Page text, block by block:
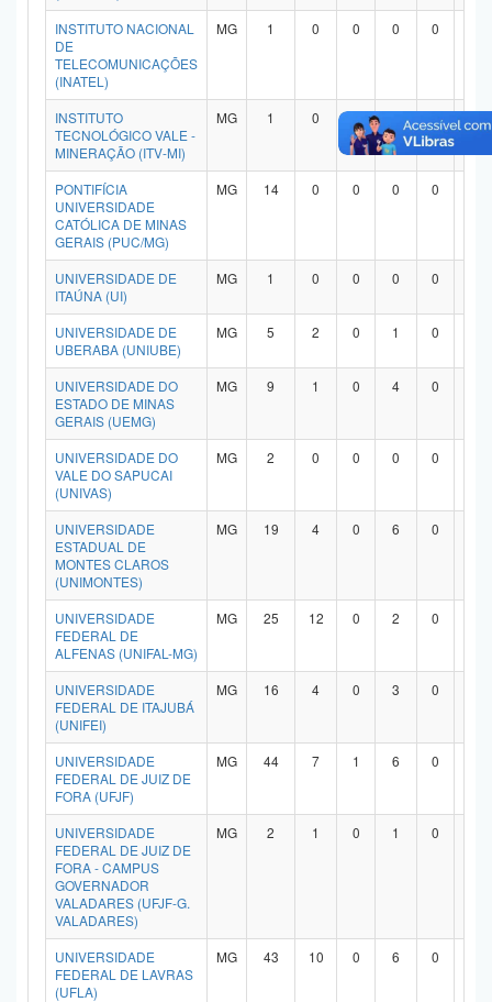
INSTITUTO NACIONAL
DE
TELECOMUNICAÇÕES
(INATEL)
MG 1 0 0 0 0
INSTITUTO
TECNOLÓGICO VALE -
MINERAÇÃO (ITV-MI)
MG 1 0 0 1 0 0
PONTIFÍCIA
UNIVERSIDADE
CATÓLICA DE MINAS
GERAIS (PUC/MG)
MG 14 0 0 0 0
UNIVERSIDADE DE
ITAÚNA (UI)
MG 1 0 0 0 0
UNIVERSIDADE DE
UBERABA (UNIUBE)
MG 5 2 0 1 0
UNIVERSIDADE DO
ESTADO DE MINAS
GERAIS (UEMG)
MG 9 1 0 4 0
UNIVERSIDADE DO
VALE DO SAPUCAI
(UNIVAS)
MG 2 0 0 0 0
UNIVERSIDADE
ESTADUAL DE
MONTES CLAROS
(UNIMONTES)
MG 19 4 0 6 0
UNIVERSIDADE
FEDERAL DE
ALFENAS (UNIFAL-MG)
MG 25 12 0 2 0
UNIVERSIDADE
FEDERAL DE ITAJUBÁ
(UNIFEI)
MG 16 4 0 3 0
UNIVERSIDADE
FEDERAL DE JUIZ DE
FORA (UFJF)
MG 44 7 1 6 0
UNIVERSIDADE
FEDERAL DE JUIZ DE
FORA - CAMPUS
GOVERNADOR
VALADARES (UFJF-G.
VALADARES)
MG 2 1 0 1 0
UNIVERSIDADE
FEDERAL DE LAVRAS
(UFLA)
MG 43 10 0 6 0